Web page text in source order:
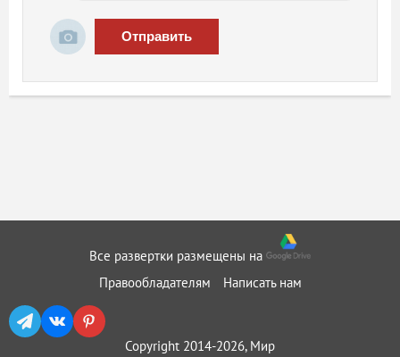
Отправить
Все развертки размещены на
Правообладателям
Написать нам
Copyright 2014-2026, Мир